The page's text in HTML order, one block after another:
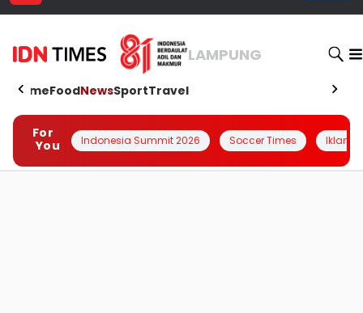
LAMPUNG
HomeFoodNewsSportTravel
For
You
Indonesia Summit 2026 Soccer Times Iklanin